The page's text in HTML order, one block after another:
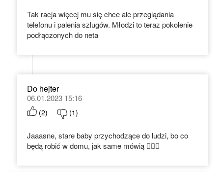
Tak racja więcej mu się chce ale przeglądania
telefonu i palenia szlugów. Młodzi to teraz pokolenie
podłączonych do neta
Do hejter
06.01.2023 15:16
(2) (1)
Jaaasne, stare baby przychodzące do ludzi, bo co
będą robić w domu, jak same mówią 🤦🏻‍♀️